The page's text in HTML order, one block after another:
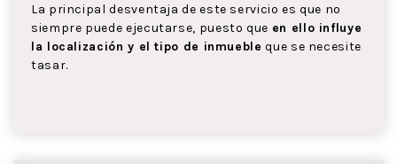
La principal desventaja de este servicio es que no
siempre puede ejecutarse, puesto que en ello influye
la localización y el tipo de inmueble que se necesite
tasar.